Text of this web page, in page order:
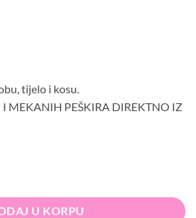
tijelo i kosu.
I MEKANIH PEŠKIRA DIREKTNO IZ
Mist količina
U KORPU